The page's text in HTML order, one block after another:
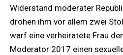
Widerstand moderater
drohen ihm vor allem zwei
warf eine verheiratete Frau
Moderator 2017 einen